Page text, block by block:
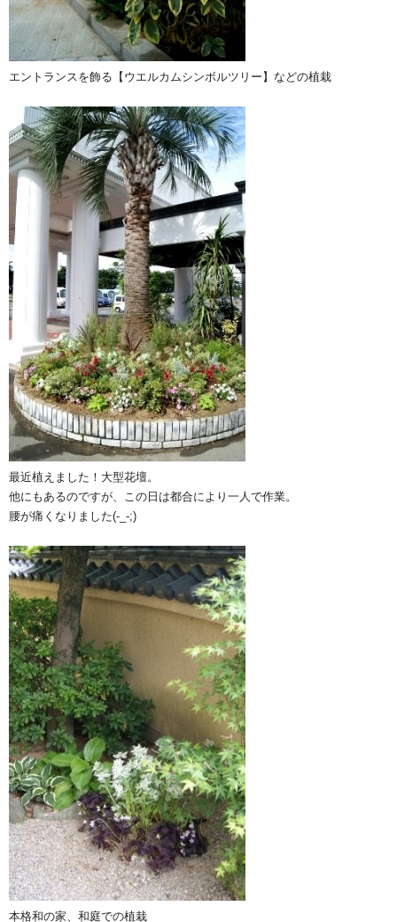
エントランスを飾る【ウエルカムシンボルツリー】などの植栽
最近植えました！大型花壇。
他にもあるのですが、この日は都合により一人で作業。
腰が痛くなりました(-_-;)
本格和の家、和庭での植栽